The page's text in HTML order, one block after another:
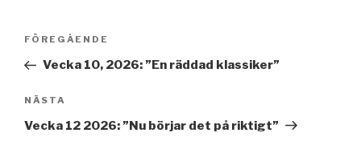
Inläggsnavigering
Föregående
inlägg
FÖREGÅENDE
Vecka 10, 2026: ”En räddad klassiker”
Nästa
inlägg
NÄSTA
Vecka 12 2026: ”Nu börjar det på riktigt”